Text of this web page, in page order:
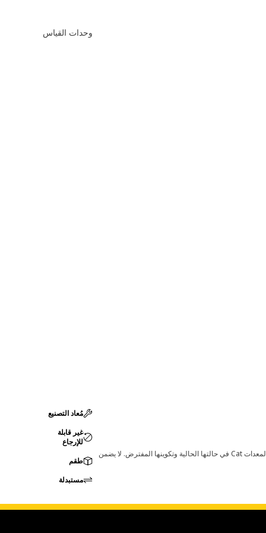
وحدات القياس
قد تؤدي أي تغييرات في ضبط الشركة المصنعة إلى عدم ملاءمة المنتج لمعدات Cat لديك. يرجى استشارة وكيل Cat لديك قبل الشراء للتأكد من أن هذه القطعة مناسبة لمعدات Cat في حالتها الحالية وتكوينها المفترض. لا يضمن
مُعاد التصنيع
غير قابلة
للإرجاع
طقم
مستبدلة